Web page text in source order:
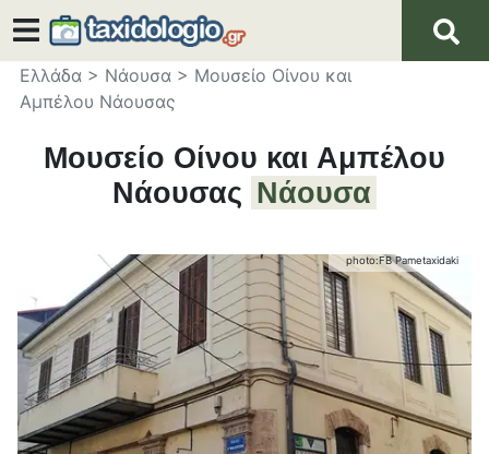
Ελλάδα > Νάουσα > Μουσείο Οίνου και
Αμπέλου Νάουσας
Μουσείο Οίνου και Αμπέλου
Νάουσας Νάουσα
photo:FB Pametaxidaki